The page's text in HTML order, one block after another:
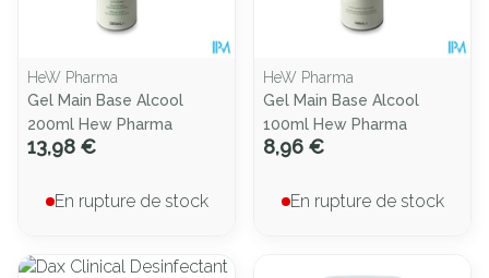
HeW Pharma
Gel Main Base Alcool
200ml Hew Pharma
13,98 €
En rupture de stock
HeW Pharma
Gel Main Base Alcool
100ml Hew Pharma
8,96 €
En rupture de stock